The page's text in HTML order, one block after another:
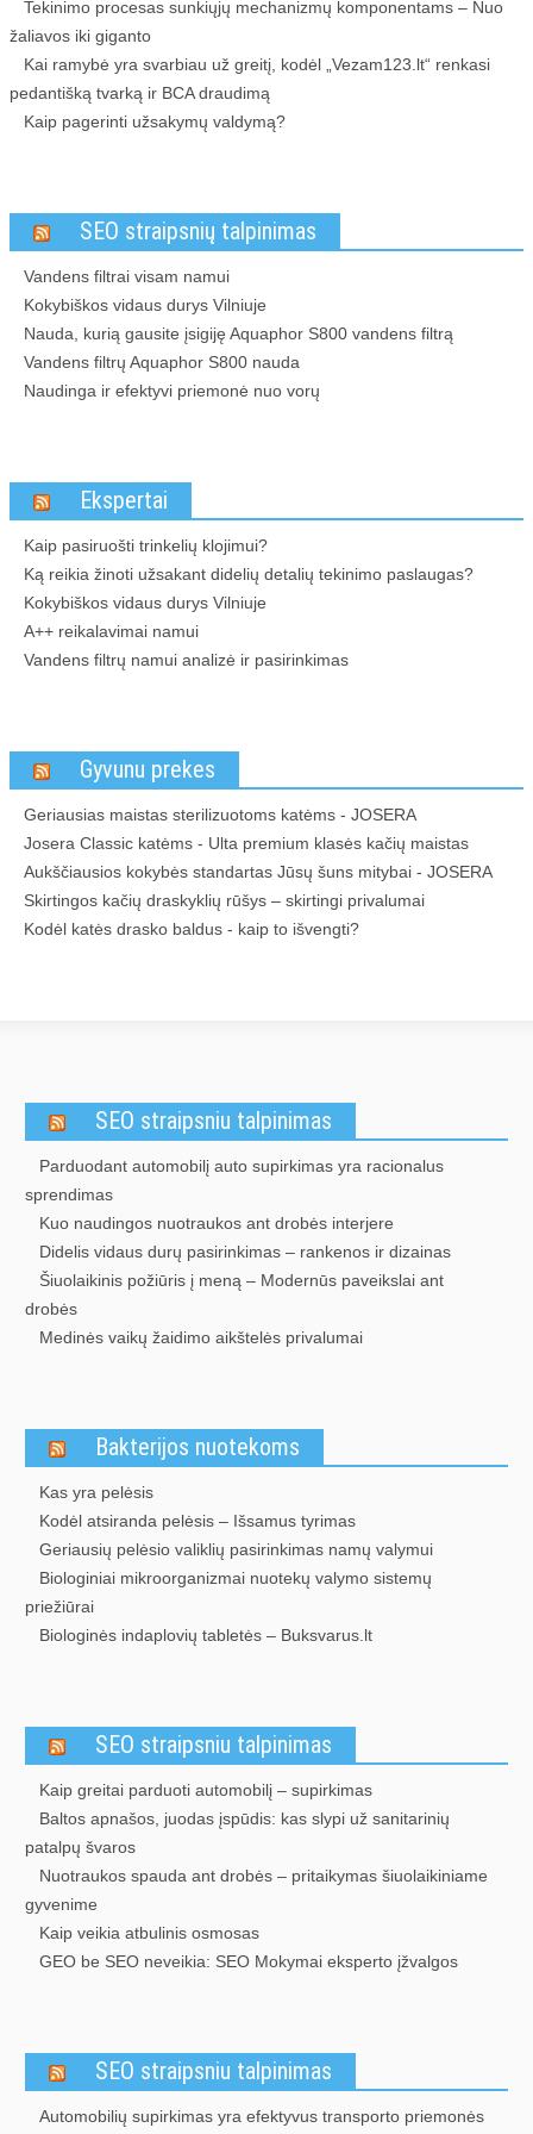
Tekinimo procesas sunkiųjų mechanizmų komponentams – Nuo
žaliavos iki giganto
Kai ramybė yra svarbiau už greitį, kodėl „Vezam123.lt“ renkasi
pedantišką tvarką ir BCA draudimą
Kaip pagerinti užsakymų valdymą?
SEO straipsnių talpinimas
Vandens filtrai visam namui
Kokybiškos vidaus durys Vilniuje
Nauda, kurią gausite įsigiję Aquaphor S800 vandens filtrą
Vandens filtrų Aquaphor S800 nauda
Naudinga ir efektyvi priemonė nuo vorų
Ekspertai
Kaip pasiruošti trinkelių klojimui?
Ką reikia žinoti užsakant didelių detalių tekinimo paslaugas?
Kokybiškos vidaus durys Vilniuje
A++ reikalavimai namui
Vandens filtrų namui analizė ir pasirinkimas
Gyvunu prekes
Geriausias maistas sterilizuotoms katėms - JOSERA
Josera Classic katėms - Ulta premium klasės kačių maistas
Aukščiausios kokybės standartas Jūsų šuns mitybai - JOSERA
Skirtingos kačių draskyklių rūšys – skirtingi privalumai
Kodėl katės drasko baldus - kaip to išvengti?
SEO straipsniu talpinimas
Parduodant automobilį auto supirkimas yra racionalus
sprendimas
Kuo naudingos nuotraukos ant drobės interjere
Didelis vidaus durų pasirinkimas – rankenos ir dizainas
Šiuolaikinis požiūris į meną – Modernūs paveikslai ant
drobės
Medinės vaikų žaidimo aikštelės privalumai
Bakterijos nuotekoms
Kas yra pelėsis
Kodėl atsiranda pelėsis – Išsamus tyrimas
Geriausių pelėsio valiklių pasirinkimas namų valymui
Biologiniai mikroorganizmai nuotekų valymo sistemų
priežiūrai
Biologinės indaplovių tabletės – Buksvarus.lt
SEO straipsniu talpinimas
Kaip greitai parduoti automobilį – supirkimas
Baltos apnašos, juodas įspūdis: kas slypi už sanitarinių
patalpų švaros
Nuotraukos spauda ant drobės – pritaikymas šiuolaikiniame
gyvenime
Kaip veikia atbulinis osmosas
GEO be SEO neveikia: SEO Mokymai eksperto įžvalgos
SEO straipsniu talpinimas
Automobilių supirkimas yra efektyvus transporto priemonės